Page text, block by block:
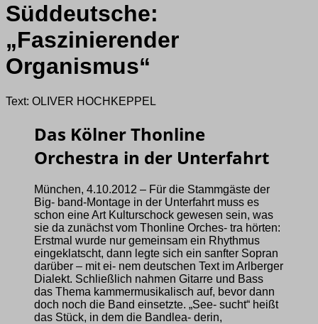
Süddeutsche:
„Faszinierender
Organismus“
Text: OLIVER HOCHKEPPEL
Das Kölner Thonline
Orchestra in der Unterfahrt
München, 4.10.2012 – Für die Stammgäste der
Big- band-Montage in der Unterfahrt muss es
schon eine Art Kulturschock gewesen sein, was
sie da zunächst vom Thonline Orches- tra hörten:
Erstmal wurde nur gemeinsam ein Rhythmus
eingeklatscht, dann legte sich ein sanfter Sopran
darüber – mit ei- nem deutschen Text im Arlberger
Dialekt. Schließlich nahmen Gitarre und Bass
das Thema kammermusikalisch auf, bevor dann
doch noch die Band einsetzte. „See- sucht“ heißt
das Stück, in dem die Bandlea- derin,